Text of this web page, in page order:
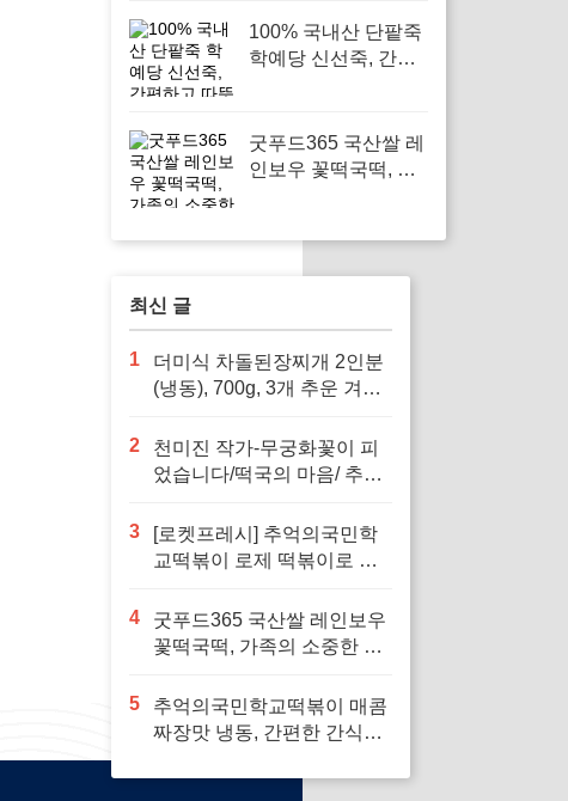
100% 국내산 단팥죽
학예당 신선죽, 간편
굿푸드365 국산쌀 레
인보우 꽃떡국떡, 가
최신 글
1
더미식 차돌된장찌개 2인분
(냉동), 700g, 3개 추운 겨울
편한 요리
2
천미진 작가-무궁화꽃이 피
었습니다/떡국의 마음/ 추석
가능) -사은품-로 가족과 함
께 따뜻한 추억을 만들어보
3
[로켓프레시] 추억의국민학
교떡볶이 로제 떡볶이로 인
보세요
4
굿푸드365 국산쌀 레인보우
꽃떡국떡, 가족의 소중한 명
5
추억의국민학교떡볶이 매콤
짜장맛 냉동, 간편한 간식으